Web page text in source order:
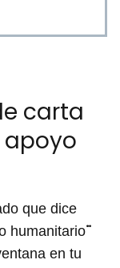
carta
que dice
humanitario¨
en tu